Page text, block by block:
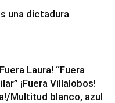
una dictadura
Laura! “Fuera
¡Fuera Villalobos!
Multitud blanco, azul